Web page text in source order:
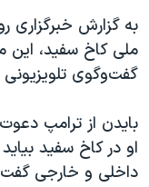
قانون شفافیت دارائی
اعتراضات مردمی آبان
نرگس محمدی برنده
همایش محافظه‌کاران
به گزارش خبرگزاری
گفت‌وگوی تلویزیونی
بایدن از ترامپ
او در کاخ سفید
داخلی و خارجی